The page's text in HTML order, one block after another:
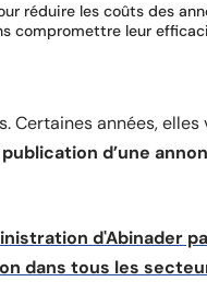
réduire les coûts des
compromettre leur
Certaines années, elles
d’une
d'Abinader
dans tous les